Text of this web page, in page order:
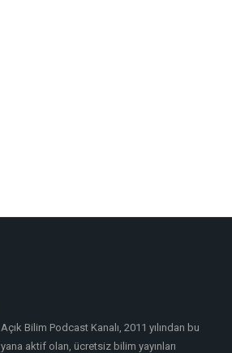
Açık Bilim Podcast Kanalı, 2011 yılından bu
yana aktif olan, ücretsiz bilim yayınları